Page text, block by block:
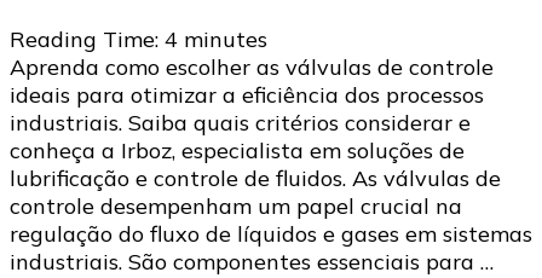
Reading Time: 4 minutes
Aprenda como escolher as válvulas de controle
ideais para otimizar a eficiência dos processos
industriais. Saiba quais critérios considerar e
conheça a Irboz, especialista em soluções de
lubrificação e controle de fluidos. As válvulas de
controle desempenham um papel crucial na
regulação do fluxo de líquidos e gases em sistemas
industriais. São componentes essenciais para …